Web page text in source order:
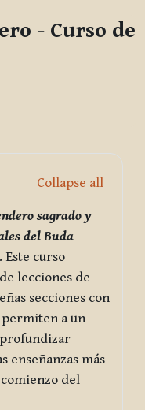
- Curso de
Collapse all
sagrado y
del Buda
Este curso
lecciones de
secciones con
permiten a un
enseñanzas más
del